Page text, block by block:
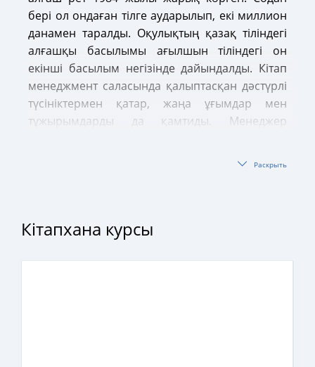
бері ол ондаған тілге аударылып, екі миллион
данамен таралды. Оқулықтың қазақ тіліндегі
алғашқы басылымы ағылшын тіліндегі он
екінші басылым негізінде дайындалды. Кітап
менеджмент саласында қалыптасқан дәстүрлі
түсініктермен қатар, жаңа ұғымдар мен
тұжырымдарды да қамтиды. Менеджер
менеджмент саласының жаһандық сипаты,
әрқайсысы нақты кейстер негізінде
түсіндіріледі. Кітап жоғары оқу орындарының
«Экономика», «Менеджмент», «Маркетинг»
Раскрыть
Кітапхана курсы